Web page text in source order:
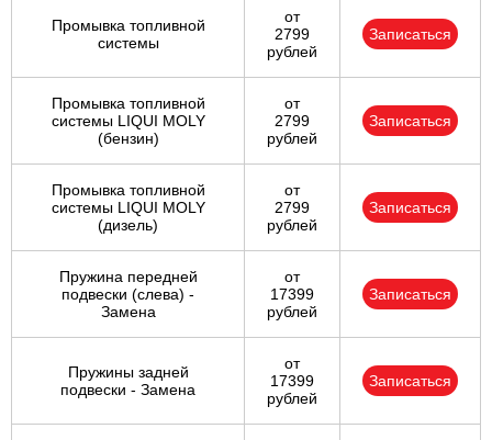
Промывка топливной
системы
от
2799
рублей
Записаться
Промывка топливной
системы LIQUI MOLY
(бензин)
от
2799
рублей
Записаться
Промывка топливной
системы LIQUI MOLY
(дизель)
от
2799
рублей
Записаться
Пружина передней
подвески (слева) -
Замена
от
17399
рублей
Записаться
Пружины задней
подвески - Замена
от
17399
рублей
Записаться